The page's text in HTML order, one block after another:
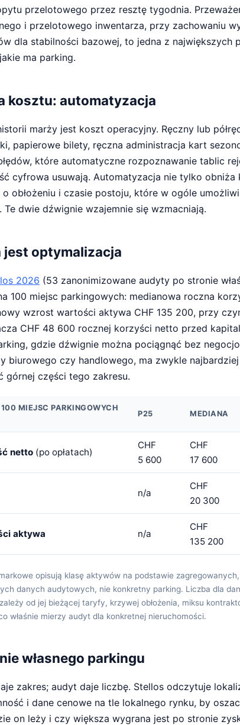
przelotowego przez resztę tygodnia.
i przelotowego inwentarza, przy zachowaniu
dla stabilności bazowej, to jedna z największych
ma parking.
kosztu: automatyzacja
marży jest koszt operacyjny. Ręczny lub
papierowe bilety, ręczna administracja kart
które automatyczne rozpoznawanie tablic
cyfrowa usuwają. Automatyzacja nie tylko obniża
o obłożeniu i czasie postoju, które w ogóle
Te dwie dźwignie wzajemnie się wzmacniają.
jest optymalizacja
2026 (53 zanonimizowane audyty po stronie
100 miejsc parkingowych: medianowa roczna
wzrost wartości aktywa CHF 135 200, przy
CHF 48 600 rocznej korzyści netto przed
gdzie dźwignie można pociągnąć bez
biurowego czy handlowego, ma zwykle
górnej części tego zakresu.
MIEJSC PARKINGOWYCH
P25 MEDIANA
netto (po opłatach)
CHF
5 600
CHF
17 600
n/a
CHF
20 300
aktywa n/a
CHF
135 200
opisują klasę aktywów na podstawie zagregowanych,
danych audytowych, nie konkretny parking. Liczba dla
od jej bieżącej taryfy, krzywej obłożenia, miksu
właśnie mierzy audyt dla konkretnej nieruchomości.
własnego parkingu
zakres; audyt daje liczbę. Stellos odczytuje
i dane cenowe na tle lokalnego rynku, by
on leży i czy większa wygrana jest po stronie